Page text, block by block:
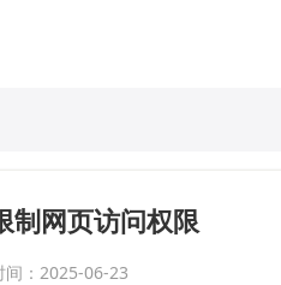
网页访问权限
间：2025-06-23